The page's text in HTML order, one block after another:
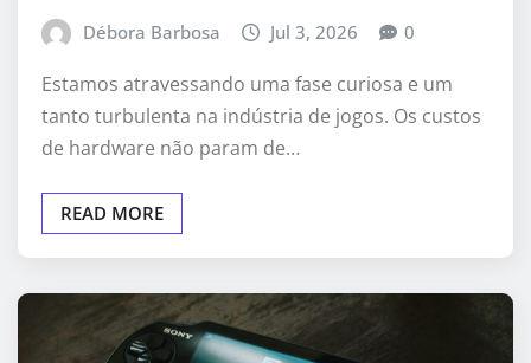
Débora Barbosa Jul 3, 2026 0
Estamos atravessando uma fase curiosa e um
tanto turbulenta na indústria de jogos. Os custos
de hardware não param de…
READ MORE